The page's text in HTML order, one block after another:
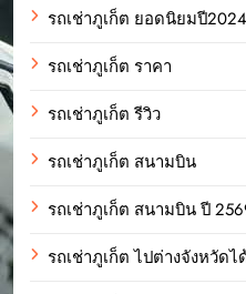
รถเช่าภูเก็ต ยอดนิยมปี2024
รถเช่าภูเก็ต ราคา
รถเช่าภูเก็ต รีวิว
รถเช่าภูเก็ต สนามบิน
รถเช่าภูเก็ต สนามบิน ปี
รถเช่าภูเก็ต ไปต่างจังหวัด